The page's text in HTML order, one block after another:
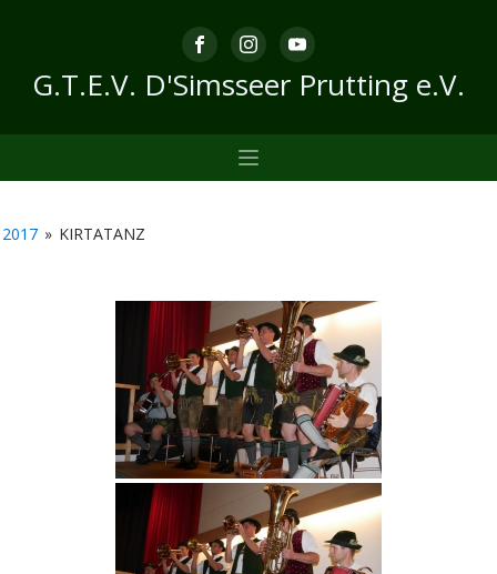
G.T.E.V. D'Simsseer Prutting e.V.
2017 » KIRTATANZ